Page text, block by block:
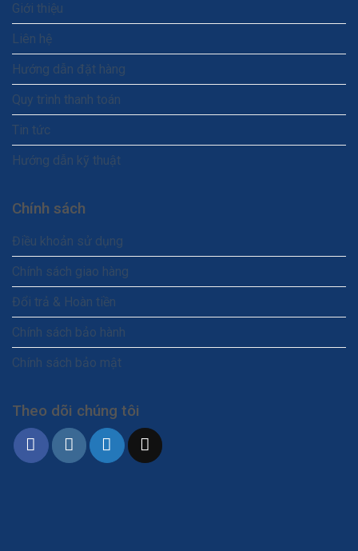
Giới thiệu
Liên hệ
Hướng dẫn đặt hàng
Quy trình thanh toán
Tin tức
Hướng dẫn kỹ thuật
Chính sách
Điều khoản sử dụng
Chính sách giao hàng
Đổi trả & Hoàn tiền
Chính sách bảo hành
Chính sách bảo mật
Theo dõi chúng tôi